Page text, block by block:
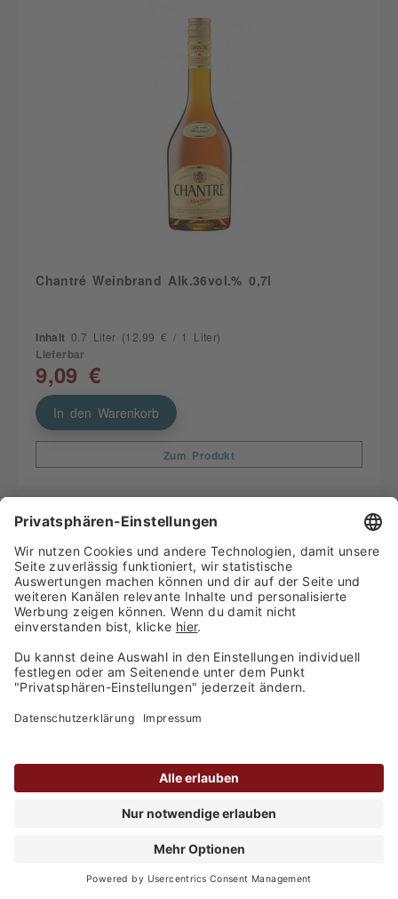
Chantré Weinbrand Alk.36vol.% 0,7l
Inhalt 0.7 Liter (12,99 € / 1 Liter)
Lieferbar
9,09 €
In den Warenkorb
Zum Produkt
0.7 Liter(35,93 € / 1 Liter)